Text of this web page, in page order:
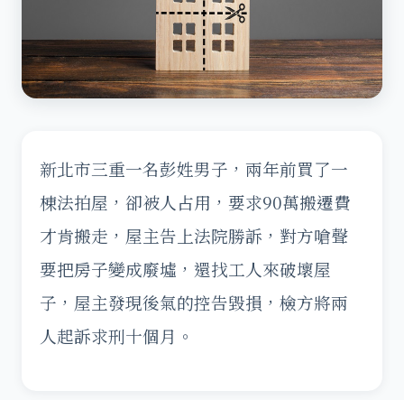
新北市三重一名彭姓男子，兩年前買了一
棟法拍屋，卻被人占用，要求90萬搬遷費
才肯搬走，屋主告上法院勝訴，對方嗆聲
要把房子變成廢墟，還找工人來破壞屋
子，屋主發現後氣的控告毀損，檢方將兩
人起訴求刑十個月。